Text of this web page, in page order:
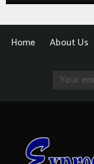
Home About Us